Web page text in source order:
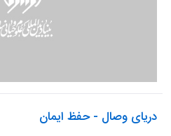
دریای وصال - حفظ ایمان